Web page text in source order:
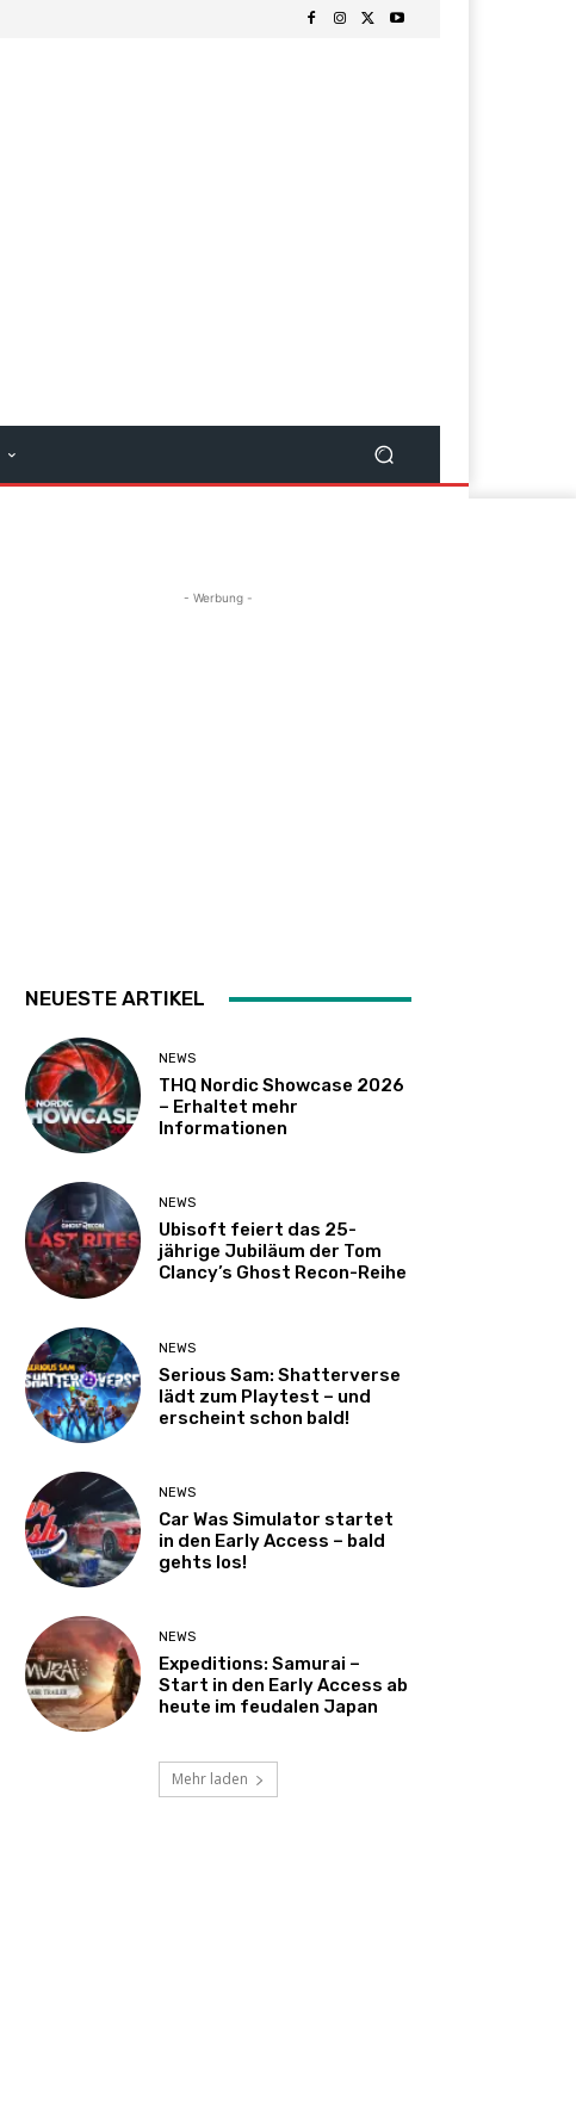
- Werbung -
NEUESTE ARTIKEL
NEWS
THQ Nordic Showcase 2026
– Erhaltet mehr
Informationen
NEWS
Ubisoft feiert das 25-
jährige Jubiläum der Tom
Clancy’s Ghost Recon-Reihe
NEWS
Serious Sam: Shatterverse
lädt zum Playtest – und
erscheint schon bald!
NEWS
Car Was Simulator startet
in den Early Access – bald
gehts los!
NEWS
Expeditions: Samurai –
Start in den Early Access ab
heute im feudalen Japan
Mehr laden